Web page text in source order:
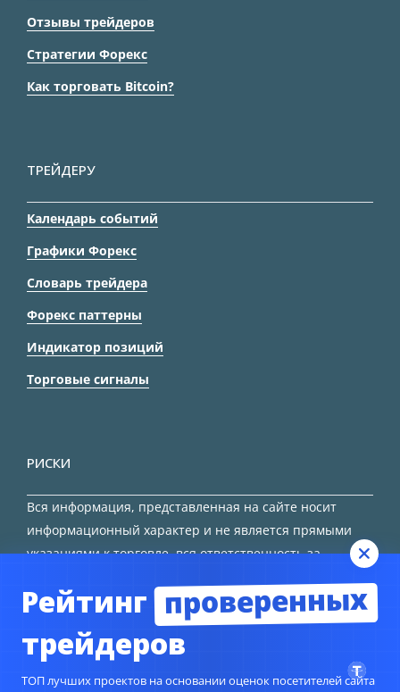
Отзывы трейдеров
Стратегии Форекс
Как торговать Bitcoin?
ТРЕЙДЕРУ
Календарь событий
Графики Форекс
Словарь трейдера
Форекс паттерны
Индикатор позиций
Торговые сигналы
РИСКИ
Вся информация, представленная на сайте носит
информационный характер и не является прямыми
указаниями к торговле, вся ответственность за
Рейтинг проверенных
трейдеров
ТОП лучших проектов на основании оценок посетителей сайта